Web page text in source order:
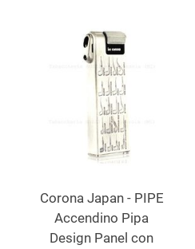
Corona Japan - PIPE
Accendino Pipa
Design Panel con